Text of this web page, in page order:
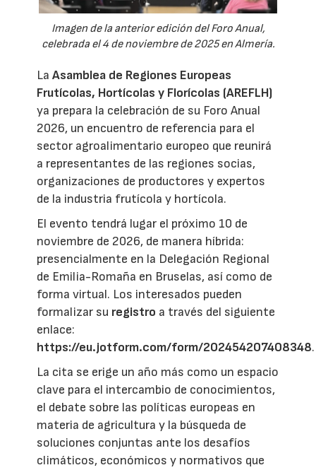
Imagen de la anterior edición del Foro Anual,
celebrada el 4 de noviembre de 2025 en Almería.
LaAsamblea de Regiones Europeas
Frutícolas, Hortícolas y Florícolas (AREFLH)
ya prepara la celebración de su Foro Anual
2026, un encuentro de referencia para el
sector agroalimentario europeo que reunirá
a representantes de las regiones socias,
organizaciones de productores y expertos
de la industria frutícola y hortícola.
El evento tendrá lugar el próximo 10 de
noviembre de 2026, de manera híbrida:
presencialmente en la Delegación Regional
de Emilia-Romaña en Bruselas, así como de
forma virtual. Los interesados pueden
formalizar su registro a través del siguiente
enlace:
https://eu.jotform.com/form/202454207408348.
La cita se erige un año más como un espacio
clave para el intercambio de conocimientos,
el debate sobre las políticas europeas en
materia de agricultura y la búsqueda de
soluciones conjuntas ante los desafíos
climáticos, económicos y normativos que